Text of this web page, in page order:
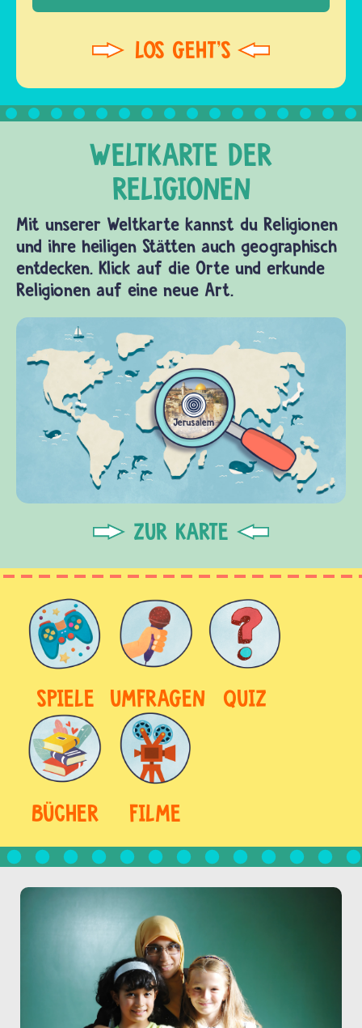
Mit unserer Weltkarte kannst du Religionen
und ihre heiligen Stätten auch geographisch
entdecken. Klick auf die Orte und erkunde
Religionen auf eine neue Art.
ZUR KARTE
SPIELE UMFRAGEN QUIZ
BÜCHER FILME